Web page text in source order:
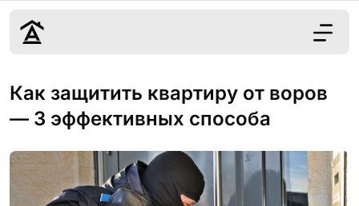
Дизайн
Ремонт
Цены
Наши работы
О нас
Контакты
Как защитить квартиру от воров
— 3 эффективных способа